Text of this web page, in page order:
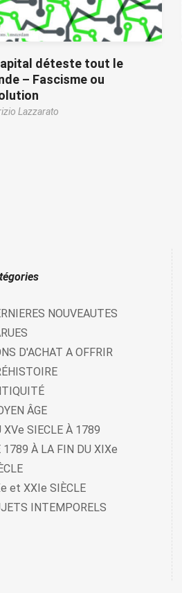
déteste tout le
– Fascisme ou
Lazzarato
NOUVEAUTES
D'ACHAT A OFFRIR
ÂGE
XVe SIECLE À 1789
1789 À LA FIN DU XIXe
et XXIe SIÈCLE
INTEMPORELS